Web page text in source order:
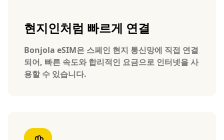
현지인처럼 빠르게 연결
Bonjola eSIM은 스페인 현지 통신망에 직접 연결
되어, 빠른 속도와 합리적인 요금으로 인터넷을 사
용할 수 있습니다.